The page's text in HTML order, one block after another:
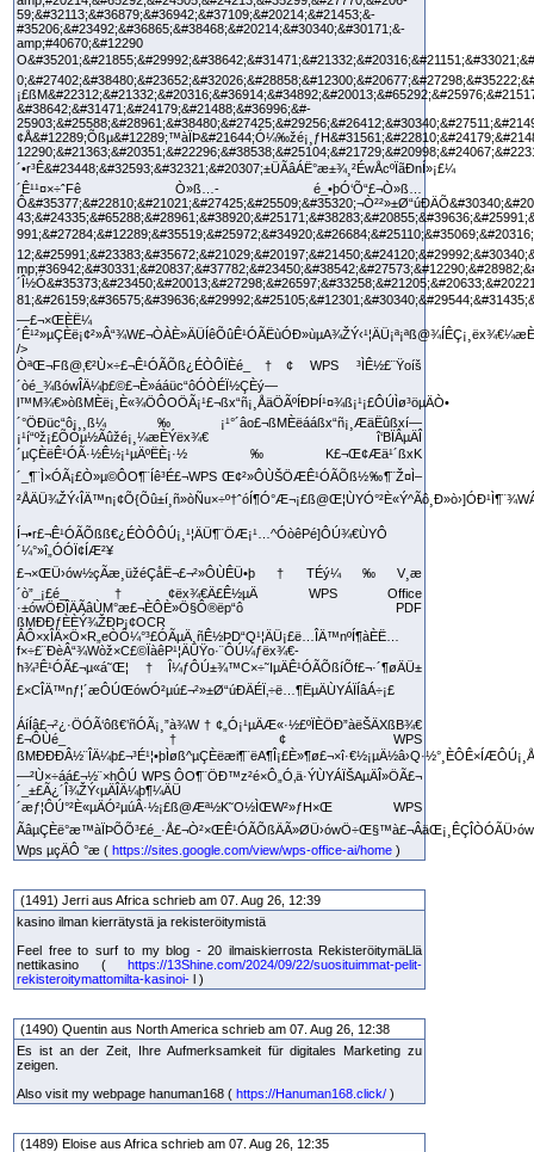
ÒªŒ¬Fß@‚€²Ù×÷£¬Ê¹ÓÃÕß¿ÉÒÔÏÈé_†¢ WPS ³ÌÊ½£¨Ÿoíš
´òé_¾ßówÎÄ¼þ£©£¬È»ááüc“ôÓÒÉÏ½ÇÈý—
l™M¾€»òßMÈë¡¸È«¾ÖÔOÖÃ¡¹£¬ßx“ñ¡¸ÅäÖÃºÍÐÞÍ¹¤¾ß¡¹¡£ÔÚÌø³öµÄÒ•
´°ÖÐüc“ô¡¸¸ß¼‰¡¹°´âo£¬ßMÈëááßx“ñ¡¸ÆäËûßxí—
¡¹í“ºž¡£ÕÒµ½Ãûžé¡¸¼æÈÝëx¾€ î‘BÏÂµÄÎ
´µÇÈëÊ¹ÓÃ·½Ê½¡¹µÄºËÈ¡·½‰K£¬Œ¢Æä¹´ßxK
´_¶¨Ì×ÓÃ¡£Ò»µ©ÔO¶¨Íê³É£¬WPS Œ¢²»ÔÙŠÖÆÊ¹ÓÃÕß½‰¶¨Ž¤Ì–
Í¬•r£¬Ê¹ÓÃÕßß€¿ÉÒÔÔÚ¡¸¹¦ÄÜ¶¨ÖÆ¡¹…^ÓòêPé]ÔÚ¾€ÙYÔ
´¼°»î„ÓÓÏ¢ÍÆ²¥
£¬×ŒÜ›ów½çÃæ¸üžéÇåË¬£¬²»ÔÙÊÜ•þ†TÉý¼‰V¸æ
´ò”_¡£é_†¢ëx¾€Ä£Ê½µÄ WPS Office
·±ówÖÐÎÄÃâÙM°æ£¬ÈÔÈ»Ö§Ô®ëp“ô PDF
ßMÐÐƒÈÈÝ¾ŽÐÞ¡¢OCR
ÂÔ×xÎÄ×Ö×R„eÒÔ¼°³£ÓÃµÄ¸ñÊ½ÞD“Q¹¦ÄÜ¡£ë…ÎÄ™nºÍ¶àÈË…
f×÷£¨ÐèÂ“¾Wòž×C£©ÏàêP¹¦ÄÜŸo·¨ÔÚ¼ƒëx¾€­
h¾³Ê¹ÓÃ£¬µ«á˜Œ¦†Î¼ƒÔÚ±¾™C×÷˜IµÄÊ¹ÓÃÕßíÕf£¬·´¶øÄÜ±
£×CÎÄ™nƒ¦´æÔÚŒówÓ²µú£¬²»±Ø“úÐÄÉÏ‚÷ë…¶ËµÄÙYÁÏÍâÁ÷¡£
ÁíÍâ£¬²¿·ÖÓÃ‘ôß€’ñÓÃ¡¸”à¾W†¢„Ó¡¹µÄÆ«·½£ºÏÈÖÐ”àëŠÄXßB¾€
£¬ÔÙé_†¢ WPS
—²Ù×÷áá£¬½¨×hÔÚ WPS ÔO¶¨ÖÐ™z²é×Ô„Ó‚ä·ÝÙYÁÏŠAµÄÎ»ÖÃ£¬
´_±£Ã¿´Î¾ŽÝ‹µÄÎÄ¼þ¶¼ÄÜ
´æƒ¦ÔÚ°²È«µÄÓ²µúÂ·½¡£ß@Æª½K˜O½ÌŒW²»ƒH×Œ WPS
Wps µçÄÔ °æ ( https://sites.google.com/view/wps-office-ai/home )
(1491) Jerri aus Africa schrieb am 07. Aug 26, 12:39
kasino ilman kierrätystä ja rekisteröitymistä
Feel free to surf to my blog - 20 ilmaiskierrosta RekisteröitymäLlä
nettikasino ( https://13Shine.com/2024/09/22/suosituimmat-pelit-
rekisteroitymattomilta-kasinoi- l )
(1490) Quentin aus North America schrieb am 07. Aug 26, 12:38
Es ist an der Zeit, Ihre Aufmerksamkeit für digitales Marketing zu
zeigen.
Also visit my webpage hanuman168 ( https://Hanuman168.click/ )
(1489) Eloise aus Africa schrieb am 07. Aug 26, 12:35